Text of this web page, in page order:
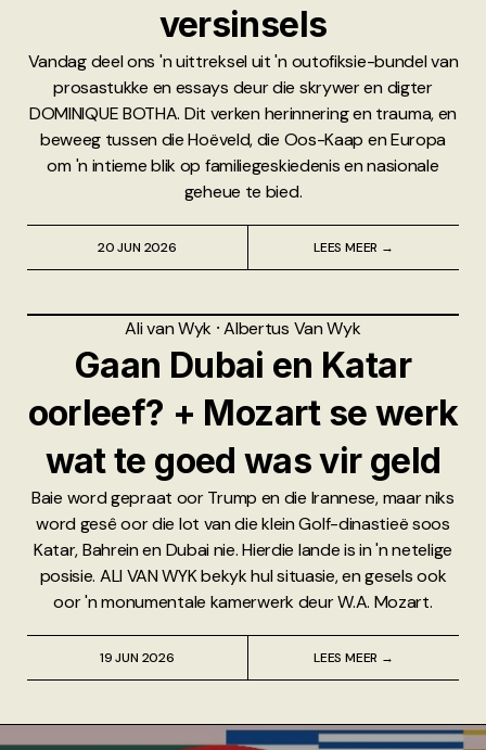
versinsels
Vandag deel ons 'n uittreksel uit 'n outofiksie-bundel van
prosastukke en essays deur die skrywer en digter
DOMINIQUE BOTHA. Dit verken herinnering en trauma, en
beweeg tussen die Hoëveld, die Oos-Kaap en Europa
om 'n intieme blik op familiegeskiedenis en nasionale
geheue te bied.
20 JUN 2026 LEES MEER →
Ali van Wyk ⸱Albertus Van Wyk
Gaan Dubai en Katar
oorleef? + Mozart se werk
wat te goed was vir geld
Baie word gepraat oor Trump en die Irannese, maar niks
word gesê oor die lot van die klein Golf-dinastieë soos
Katar, Bahrein en Dubai nie. Hierdie lande is in 'n netelige
posisie. ALI VAN WYK bekyk hul situasie, en gesels ook
oor 'n monumentale kamerwerk deur W.A. Mozart.
19 JUN 2026 LEES MEER →